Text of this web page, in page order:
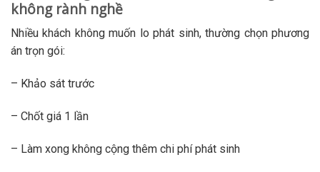
không rành nghề
Nhiều khách không muốn lo phát sinh, thường chọn phương
án trọn gói:
– Khảo sát trước
– Chốt giá 1 lần
– Làm xong không cộng thêm chi phí phát sinh